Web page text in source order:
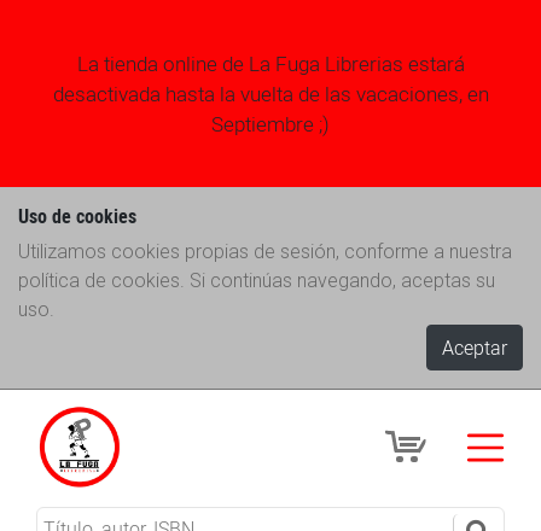
La tienda online de La Fuga Librerias estará
desactivada hasta la vuelta de las vacaciones, en
Septiembre ;)
Uso de cookies
Utilizamos cookies propias de sesión, conforme a nuestra
política de cookies. Si continúas navegando, aceptas su
uso.
Aceptar